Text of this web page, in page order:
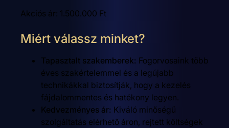
Akciós ár: 1.500.000 Ft
Miért válassz minket?
Tapasztalt szakemberek: Fogorvosaink több
éves szakértelemmel és a legújabb
technikákkal biztosítják, hogy a kezelés
fájdalommentes és hatékony legyen.
Kedvezményes ár: Kiváló minőségű
szolgáltatás elérhető áron, rejtett költségek